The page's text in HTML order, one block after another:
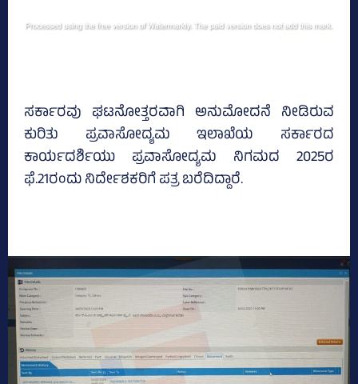
ಸರ್ಕಾರವು ಘಟನೋತ್ತರವಾಗಿ ಅನುಮೋದನೆ ನೀಡಿರುವ
ಕುರಿತು ಪ್ರವಾಸೋದ್ಯಮ ಇಲಾಖೆಯ ಸರ್ಕಾರದ
ಕಾರ್ಯದರ್ಶಿಯು ಪ್ರವಾಸೋದ್ಯಮ ನಿಗಮದ 2025ರ
ಫೆ.21ರಂದು ನಿರ್ದೇಶಕರಿಗೆ ಪತ್ರ ಬರೆದಿದ್ದಾರೆ.